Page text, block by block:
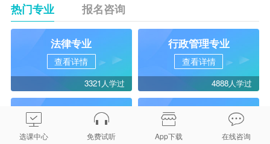
热门专业 报名咨询
法律专业
查看详情
3321人学过
行政管理专业
查看详情
4888人学过
工商企业管理 汉语言文学专业
选课中心 免费试听 App下载 在线咨询